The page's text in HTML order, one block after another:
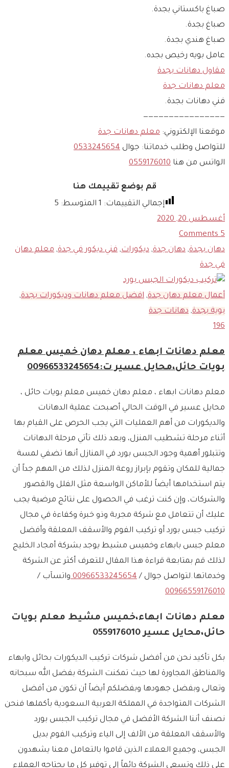
صباغ باكستاني بجدة.
صباغ بجدة.
صباغ هندي بجدة.
عامل بويه رخيص بجده.
مقاول دهانات بجدة
معلم دهانات جدة
فني دهانات بجدة.
————————————————
موقعنا الإلكتروني: معلم دهانات جدة
للتواصل وطلب خدماتنا: جوال 0533245654
الواتس من هنا 0559176010
قم بوضع تقييمك هنا
إجمالي التقييمات: 1 المتوسط: 5
أغسطس 20, 2020
5
Comments
دهان بجدة, دهان جدة, ديكورات, فني ديكور في جدة, معلم دهان
في جدة
أعمال معلم دهان جدة, افضل معلم دهانات وديكورات بجدة,
بوية بجدة, دهانات جدة
196
معلم دهانات ابهاء ، معلم دهان خميس معلم
بويات حائل،محايل عسير ت:00966533245654
معلم دهانات ابهاء ، معلم دهان خميس معلم بويات حائل ،
محايل عسير في الوقت الحالي أصبحت عملية الدهانات
والديكورات من أهم العمليات التي يجب الحرص على القيام بها
أثناء مرحلة تشطيب المنزل، وبعد ذلك تأتي مرحلة الدهانات
وتتبلور أهمية وجود الجبس بورد في المنازل أنها تضفي لمسة
جمالية للمكان وتقوم بإبراز روعة المنزل لذلك من المهم جداً أن
يتم استخدامها أيضاً للأماكن الواسعة مثل الفلل والقصور
والشركات، وإن كنت ترغب في الحصول على نتائج مرضية يجب
عليك أن تتعامل مع شركة مجربة وذو خبرة وكفاءة في مجال
تركيب جبس بورد أو تركيب الفوم والأسقف المعلقة وأفضل
معلم جبس بابهاء وخميس مشيط يوجد بشركة أمجاد الخليج
لذلك قم بمتابعة قراءة هذا المقال للتعرف أكثر عن الشركة
وخدماتها.لتواصل جوال /00966533245654 واتسآب /
00966559176010
معلم دهانات ابهاء،خميس مشيط معلم بويات
حائل،محايل عسير 0559176010
بكل تأكيد نحن من أفضل شركات تركيب الديكورات بحائل وابهاء
والمناطق المجاورة لها حيث تمكنت الشركة بفضل الله سبحانه
وتعالى وبفضل جهودها وبفضلكم أيضاً أن تكون من أفضل
الشركات المتواجدة في المملكة العربية السعودية بأكملها فنحن
نصنف أننا الشركة الأفضل في مجال تركيب الجبس بورد
والأسقف المعلقة من الألف إلى الياء وتركيب الفوم بديل
الجبس، وجميع العملاء الذين قاموا بالتعامل معنا يشهدون
على ذلك وتسعى الشركة دائماً إلى توفير كل ما يحتاجه العملاء